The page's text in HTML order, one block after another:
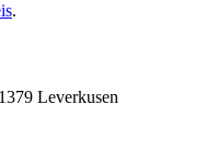
.
Leverkusen